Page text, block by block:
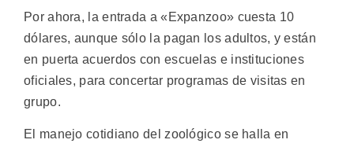
Por ahora, la entrada a «Expanzoo» cuesta 10
dólares, aunque sólo la pagan los adultos, y están
en puerta acuerdos con escuelas e instituciones
oficiales, para concertar programas de visitas en
grupo.
El manejo cotidiano del zoológico se halla en